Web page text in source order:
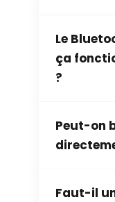
Le
ça
?
Peut-on
Faut-il